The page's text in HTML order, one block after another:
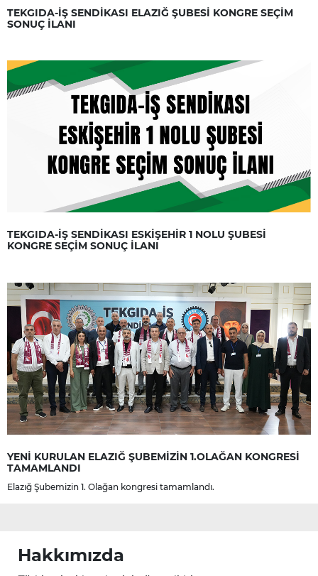
TEKGIDA-İŞ SENDİKASI ELAZIĞ ŞUBESİ KONGRE SEÇİM
SONUÇ İLANI
TEKGIDA-İŞ SENDİKASI ESKİŞEHİR 1 NOLU ŞUBESİ
KONGRE SEÇİM SONUÇ İLANI
YENİ KURULAN ELAZIĞ ŞUBEMİZİN 1.OLAĞAN KONGRESİ
TAMAMLANDI
Elazığ Şubemizin 1. Olağan kongresi tamamlandı.
Hakkımızda